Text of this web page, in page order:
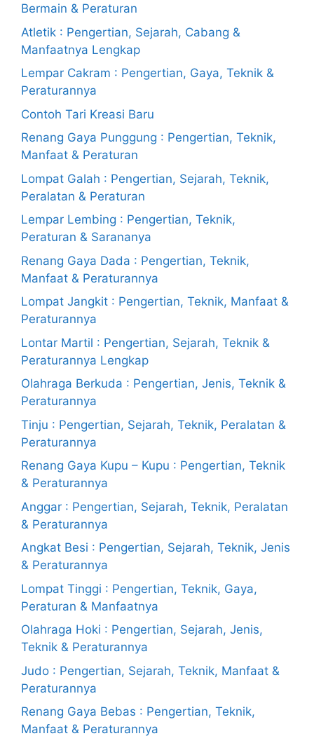
Bermain & Peraturan
Atletik : Pengertian, Sejarah, Cabang &
Manfaatnya Lengkap
Lempar Cakram : Pengertian, Gaya, Teknik &
Peraturannya
Contoh Tari Kreasi Baru
Renang Gaya Punggung : Pengertian, Teknik,
Manfaat & Peraturan
Lompat Galah : Pengertian, Sejarah, Teknik,
Peralatan & Peraturan
Lempar Lembing : Pengertian, Teknik,
Peraturan & Sarananya
Renang Gaya Dada : Pengertian, Teknik,
Manfaat & Peraturannya
Lompat Jangkit : Pengertian, Teknik, Manfaat &
Peraturannya
Lontar Martil : Pengertian, Sejarah, Teknik &
Peraturannya Lengkap
Olahraga Berkuda : Pengertian, Jenis, Teknik &
Peraturannya
Tinju : Pengertian, Sejarah, Teknik, Peralatan &
Peraturannya
Renang Gaya Kupu – Kupu : Pengertian, Teknik
& Peraturannya
Anggar : Pengertian, Sejarah, Teknik, Peralatan
& Peraturannya
Angkat Besi : Pengertian, Sejarah, Teknik, Jenis
& Peraturannya
Lompat Tinggi : Pengertian, Teknik, Gaya,
Peraturan & Manfaatnya
Olahraga Hoki : Pengertian, Sejarah, Jenis,
Teknik & Peraturannya
Judo : Pengertian, Sejarah, Teknik, Manfaat &
Peraturannya
Renang Gaya Bebas : Pengertian, Teknik,
Manfaat & Peraturannya